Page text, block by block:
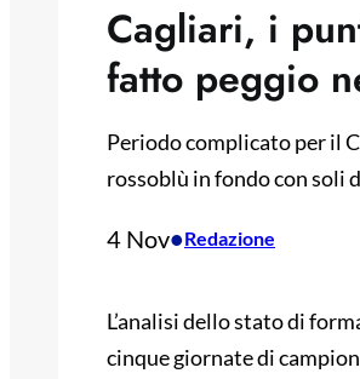
Cagliari, i
fatto peggio
Periodo complicato per il
rossoblù in fondo con soli
4 Nov•Redazione
L’analisi dello stato di
cinque giornate di